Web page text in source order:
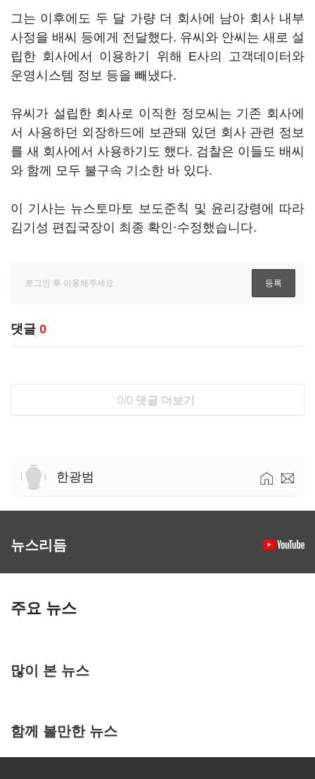
그는 이후에도 두 달 가량 더 회사에 남아 회사 내부
사정을 배씨 등에게 전달했다. 유씨와 안씨는 새로 설
립한 회사에서 이용하기 위해 E사의 고객데이터와
운영시스템 정보 등을 빼냈다.
유씨가 설립한 회사로 이직한 정모씨는 기존 회사에
서 사용하던 외장하드에 보관돼 있던 회사 관련 정보
를 새 회사에서 사용하기도 했다. 검찰은 이들도 배씨
와 함께 모두 불구속 기소한 바 있다.
이 기사는 뉴스토마토 보도준칙 및 윤리강령에 따라
김기성 편집국장이 최종 확인·수정했습니다.
댓글 0
0/0 댓글 더보기
한광범
뉴스리듬
주요 뉴스
많이 본 뉴스
함께 볼만한 뉴스